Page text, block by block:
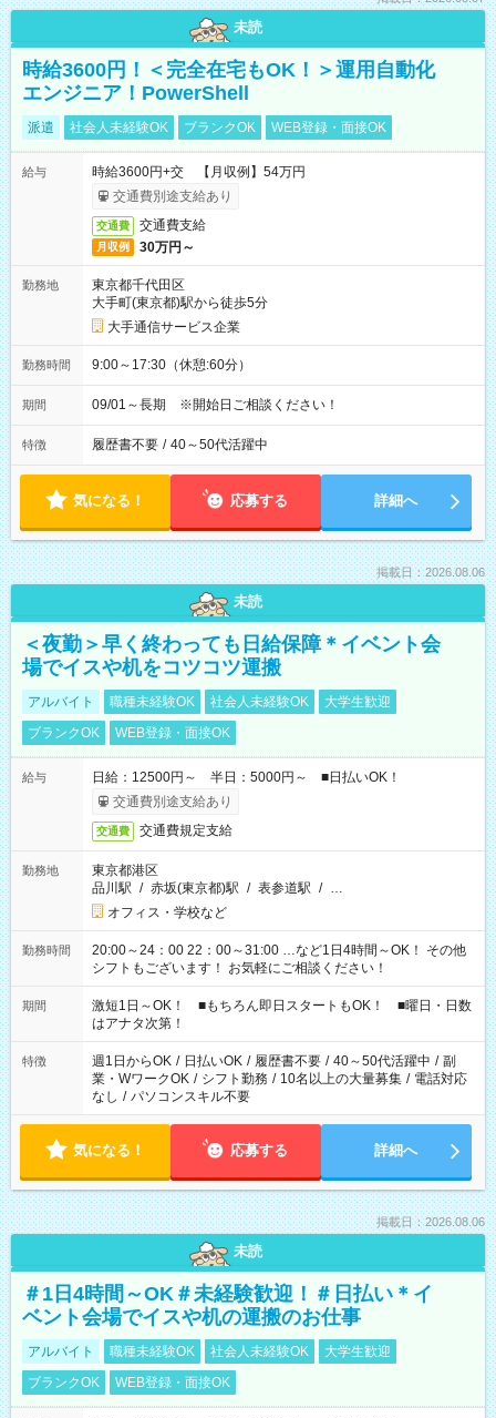
未読
時給3600円！＜完全在宅もOK！＞運用自動化
エンジニア！PowerShell
派遣 社会人未経験OK ブランクOK WEB登録・面接OK
給与
時給3600円+交 【月収例】54万円
交通費別途支給あり
交通費 交通費支給
月収例 30万円～
勤務地
東京都千代田区
大手町(東京都)駅から徒歩5分
大手通信サービス企業
勤務時間 9:00～17:30（休憩:60分）
期間 09/01～長期 ※開始日ご相談ください！
特徴 履歴書不要 / 40～50代活躍中
気になる！ 応募する 詳細へ
掲載日：2026.08.06
未読
＜夜勤＞早く終わっても日給保障＊イベント会
場でイスや机をコツコツ運搬
アルバイト 職種未経験OK 社会人未経験OK
大学生歓迎
ブランクOK
WEB登録・面接OK
給与
日給：12500円～ 半日：5000円～ ■日払いOK！
交通費別途支給あり
交通費 交通費規定支給
勤務地
東京都港区
品川駅 / 赤坂(東京都)駅 / 表参道駅 / …
オフィス・学校など
勤務時間
20:00～24：00 22：00～31:00 …など1日4時間～OK！ その他
シフトもございます！ お気軽にご相談ください！
期間
激短1日～OK！ ■もちろん即日スタートもOK！ ■曜日・日数
はアナタ次第！
特徴 週1日からOK / 日払いOK / 履歴書不要 / 40～50代活躍中 / 副
業・WワークOK / シフト勤務 / 10名以上の大量募集 / 電話対応
なし / パソコンスキル不要
気になる！ 応募する 詳細へ
掲載日：2026.08.06
未読
＃1日4時間～OK＃未経験歓迎！＃日払い＊イ
ベント会場でイスや机の運搬のお仕事
アルバイト 職種未経験OK 社会人未経験OK
大学生歓迎
ブランクOK
WEB登録・面接OK